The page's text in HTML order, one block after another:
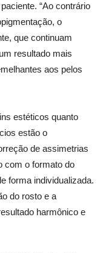
“Ao contrário
o
que continuam
resultado mais
aos pelos
estéticos quanto
estão o
de assimetrias
com o formato do
forma individualizada.
do rosto e a
harmônico e